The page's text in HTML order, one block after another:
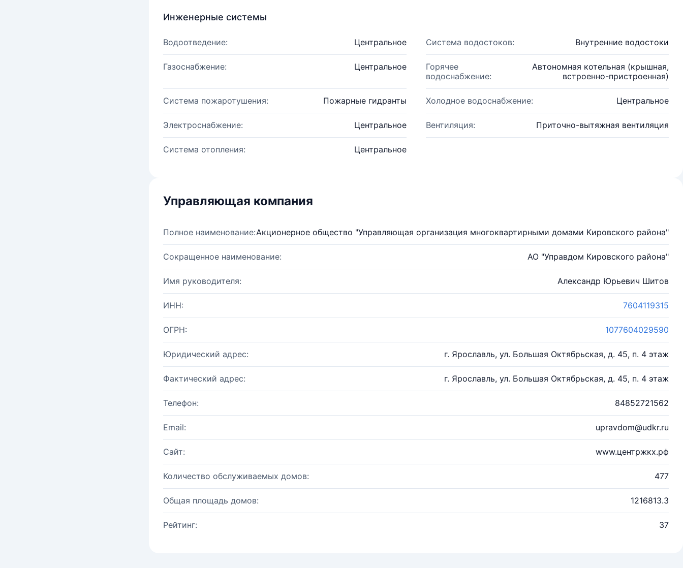
Инженерные системы
Водоотведение: Центральное Система водостоков: Внутренние водостоки
Газоснабжение: Центральное
Горячее
водоснабжение:
Автономная котельная (крышная,
встроенно-пристроенная)
Система пожаротушения: Пожарные гидранты Холодное водоснабжение: Центральное
Электроснабжение: Центральное Вентиляция: Приточно-вытяжная вентиляция
Система отопления: Центральное
Управляющая компания
Полное наименование:Акционерное общество "Управляющая организация многоквартирными домами Кировского района"
Сокращенное наименование: АО "Управдом Кировского района"
Имя руководителя: Александр Юрьевич Шитов
ИНН: 7604119315
ОГРН: 1077604029590
Юридический адрес: г. Ярославль, ул. Большая Октябрьская, д. 45, п. 4 этаж
Фактический адрес: г. Ярославль, ул. Большая Октябрьская, д. 45, п. 4 этаж
Телефон: 84852721562
Email: upravdom@udkr.ru
Сайт: www.центржкх.рф
Количество обслуживаемых домов: 477
Общая площадь домов: 1216813.3
Рейтинг: 37